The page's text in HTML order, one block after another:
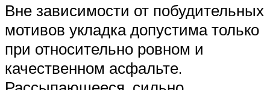
Вне зависимости от побудительных
мотивов укладка допустима только
при относительно ровном и
качественном асфальте.